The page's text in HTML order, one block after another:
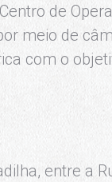
de
meio de
com o
entre a